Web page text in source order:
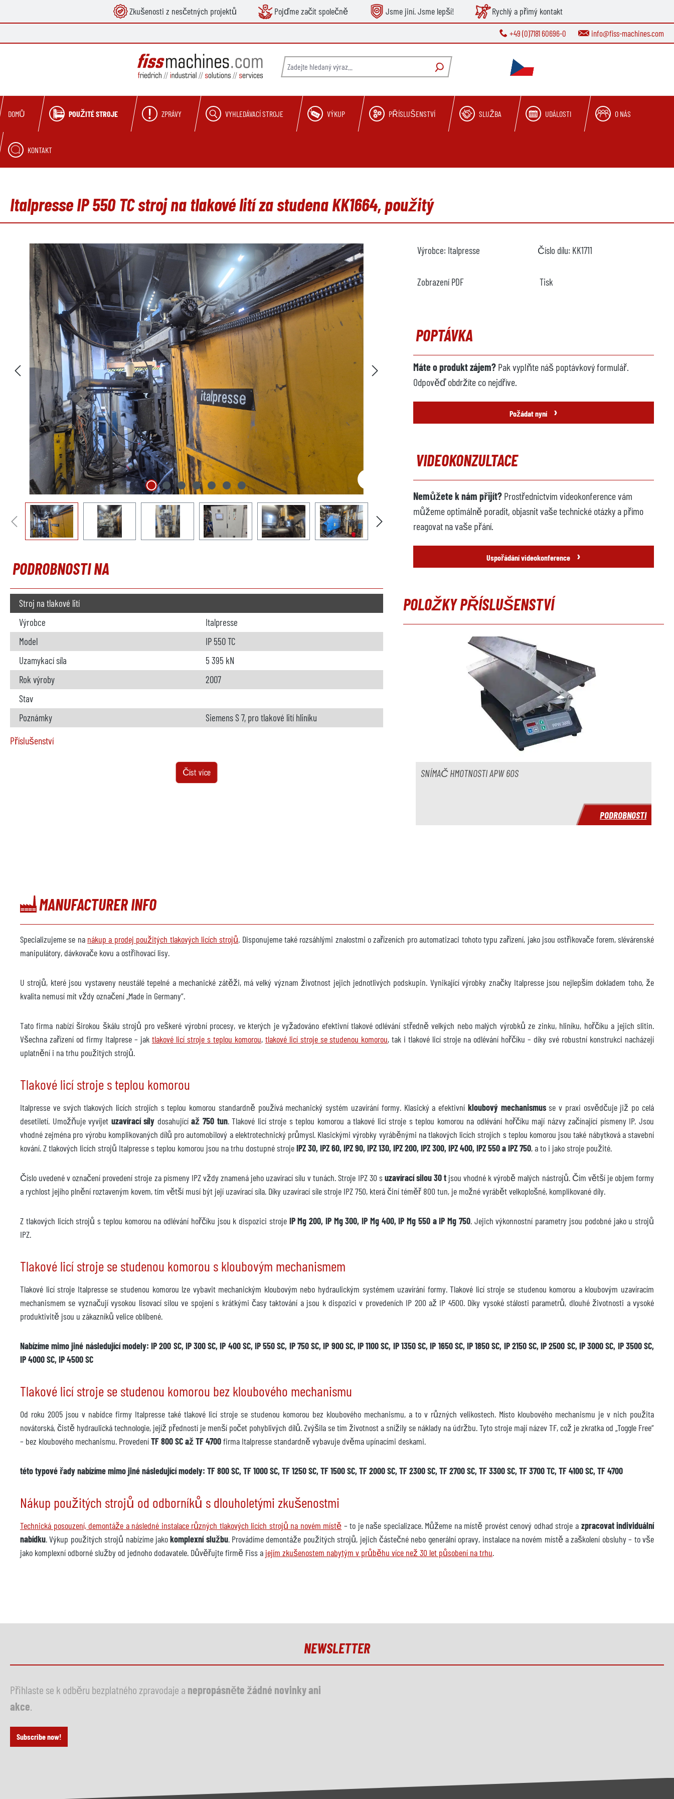
Přeskočit na hlavní navigaciZkušenosti z nesčetných projektů Pojďme začít společně Jsme jiní. Jsme lepší! Rychlý a přímý kontakt
+49 (0)7181 60696-0 info@fiss-machines.com
DOMŮ POUŽITÉ STROJE ZPRÁVY VYHLEDÁVACÍ STROJE VÝKUP PŘÍSLUŠENSTVÍ SLUŽBA UDÁLOSTI O NÁS
KONTAKT
Italpresse IP 550 TC stroj na tlakové lití za studena KK1664, použitý
Přeskočit galerii obrázků
PODROBNOSTI NA
Stroj na tlakové lití
Výrobce
Italpresse
Model
IP 550 TC
Uzamykací síla
5 395 kN
Rok výroby
2007
Stav
Poznámky
Siemens S 7, pro tlakové lití hliníku
Příslušenství
k dispozici
Model
Postřikovací stroj
Model
Slévárenský robot
k dispozici na
Výrobce
Rok výroby
Ořezávací lis
k dispozici
Výrobce
Weko
Model
C 35
Rok výroby
2007
Příslušenství
Řídicí jednotka teploty
není k dispozici
Výrobce
Rok
Doba dodání
Duben 2025
Cena
Číst více
Výrobce: Italpresse Číslo dílu: KK1711
Zobrazení PDF Tisk
POPTÁVKA
Máte o produkt zájem? Pak vyplňte náš poptávkový formulář.
Odpověď obdržíte co nejdříve.
Požádat nyní ›
VIDEOKONZULTACE
Nemůžete k nám přijít? Prostřednictvím videokonference vám
můžeme optimálně poradit, objasnit vaše technické otázky a přímo
reagovat na vaše přání.
Uspořádání videokonference ›
POLOŽKY PŘÍSLUŠENSTVÍ
SNÍMAČ HMOTNOSTI APW 60S
PODROBNOSTI
MANUFACTURER INFO
Specializujeme se na nákup a prodej použitých tlakových licích strojů. Disponujeme také rozsáhlými znalostmi o zařízeních pro automatizaci tohoto typu zařízení, jako jsou ostřikovače forem, slévárenské
manipulátory, dávkovače kovu a ostřihovací lisy.
U strojů, které jsou vystaveny neustálé tepelné a mechanické zátěži, má velký význam životnost jejich jednotlivých podskupin. Vynikající výrobky značky Italpresse jsou nejlepším dokladem toho, že
kvalita nemusí mít vždy označení „Made in Germany“.
Tato firma nabízí širokou škálu strojů pro veškeré výrobní procesy, ve kterých je vyžadováno efektivní tlakové odlévání středně velkých nebo malých výrobků ze zinku, hliníku, hořčíku a jejich slitin.
Všechna zařízení od firmy Italprese – jak tlakové licí stroje s teplou komorou, tlakové licí stroje se studenou komorou, tak i tlakové licí stroje na odlévání hořčíku – díky své robustní konstrukci nacházejí
uplatnění i na trhu použitých strojů.
Tlakové licí stroje s teplou komorou
Italpresse ve svých tlakových licích strojích s teplou komorou standardně používá mechanický systém uzavírání formy. Klasický a efektivní kloubový mechanismusse v praxi osvědčuje již po celá
desetiletí. Umožňuje vyvíjet uzavírací síly dosahujícíaž 750 tun. Tlakové licí stroje s teplou komorou a tlakové licí stroje s teplou komorou na odlévání hořčíku mají názvy začínající písmeny IP. Jsou
vhodné zejména pro výrobu komplikovaných dílů pro automobilový a elektrotechnický průmysl. Klasickými výrobky vyráběnými na tlakových licích strojích s teplou komorou jsou také nábytková a stavební
kování. Z tlakových licích strojů Italpresse s teplou komorou jsou na trhu dostupné strojeIPZ 30, IPZ 60, IPZ 90, IPZ 130, IPZ 200, IPZ 300, IPZ 400, IPZ 550 a IPZ 750, a to i jako stroje použité.
Číslo uvedené v označení provedení stroje za písmeny IPZ vždy znamená jeho uzavírací sílu v tunách. Stroje IPZ 30 suzavírací silou 30 tjsou vhodné k výrobě malých nástrojů. Čím větší je objem formy
a rychlost jejího plnění roztaveným kovem, tím větší musí být její uzavírací síla. Díky uzavírací síle stroje IPZ 750, která činí téměř 800 tun, je možné vyrábět velkoplošné, komplikované díly.
Z tlakových licích strojů s teplou komorou na odlévání hořčíku jsou k dispozici stroje IP Mg 200, IP Mg 300, IP Mg 400, IP Mg 550 a IP Mg 750. Jejich výkonnostní parametry jsou podobné jako u strojů
IPZ.
Tlakové licí stroje se studenou komorou s kloubovým mechanismem
Tlakové licí stroje Italpresse se studenou komorou lze vybavit mechanickým kloubovým nebo hydraulickým systémem uzavírání formy. Tlakové licí stroje se studenou komorou a kloubovým uzavíracím
mechanismem se vyznačují vysokou lisovací silou ve spojení s krátkými časy taktování a jsou k dispozici v provedeních IP 200 až IP 4500. Díky vysoké stálosti parametrů, dlouhé životnosti a vysoké
produktivitě jsou u zákazníků velice oblíbené.
Nabízíme mimo jiné následující modely: IP 200 SC, IP 300 SC, IP 400 SC, IP 550 SC, IP 750 SC, IP 900 SC, IP 1100 SC, IP 1350 SC, IP 1650 SC, IP 1850 SC, IP 2150 SC, IP 2500 SC, IP 3000 SC, IP 3500 SC,
IP 4000 SC, IP 4500 SC
Tlakové licí stroje se studenou komorou bez kloubového mechanismu
Od roku 2005 jsou v nabídce firmy Italpresse také tlakové licí stroje se studenou komorou bez kloubového mechanismu, a to v různých velikostech. Místo kloubového mechanismu je v nich použita
novátorská, čistě hydraulická technologie, jejíž předností je menší počet pohyblivých dílů. Zvýšila se tím životnost a snížily se náklady na údržbu. Tyto stroje mají název TF, což je zkratka od „Toggle Free“
– bez kloubového mechanismu. ProvedeníTF 800 SC až TF 4700firma Italpresse standardně vybavuje dvěma upínacími deskami.
této typové řady nabízíme mimo jiné následující modely: TF 800 SC, TF 1000 SC, TF 1250 SC, TF 1500 SC, TF 2000 SC, TF 2300 SC, TF 2700 SC, TF 3300 SC, TF 3700 TC, TF 4100 SC, TF 4700
Nákup použitých strojů od odborníků s dlouholetými zkušenostmi
Technická posouzení, demontáže a následné instalace různých tlakových licích strojů na novém místě – to je naše specializace. Můžeme na místě provést cenový odhad stroje a zpracovat individuální
nabídku. Výkup použitých strojů nabízíme jakokomplexní službu. Provádíme demontáže použitých strojů, jejich částečné nebo generální opravy, instalace na novém místě a zaškolení obsluhy – to vše
jako komplexní odborné služby od jednoho dodavatele. Důvěřujte firmě Fiss ajejím zkušenostem nabytým v průběhu více než 30 let působení na trhu.
NEWSLETTER
Přihlaste se k odběru bezplatného zpravodaje a nepropásněte žádné novinky ani
akce
Subscribe now!